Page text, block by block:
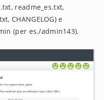
readme_es.txt,
CHANGELOG) e
(per es./admin143).